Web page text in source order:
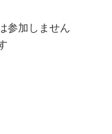
参加しません